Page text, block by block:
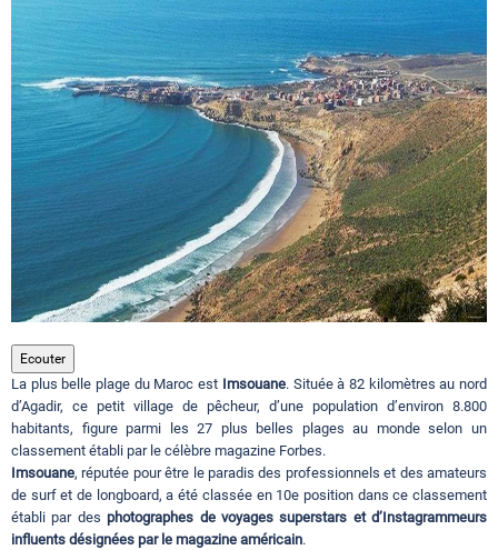
Tourisme
Régions
Hotels
Evenements
Contact
Ecouter
La plus belle plage du Maroc est Imsouane. Située à 82 kilomètres au nord
d’Agadir, ce petit village de pêcheur, d’une population d’environ 8.800
habitants, figure parmi les 27 plus belles plages au monde selon un
classement établi par le célèbre magazine Forbes.
Imsouane, réputée pour être le paradis des professionnels et des amateurs
de surf et de longboard, a été classée en 10e position dans ce classement
établi par desphotographes de voyages superstars et d’Instagrammeurs
influents désignées par le magazine américain.